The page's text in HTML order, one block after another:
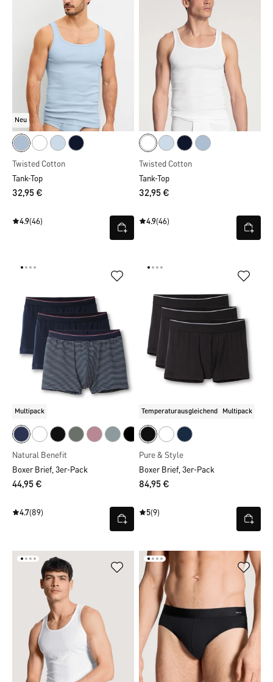
Neu
Twisted Cotton
Tank-Top
32,95 €
4.9(46)
Twisted Cotton
Tank-Top
32,95 €
4.9(46)
Multipack
Natural Benefit
Boxer Brief, 3er-Pack
44,95 €
4.7(89)
Temperaturausgleichend Multipack
Pure & Style
Boxer Brief, 3er-Pack
84,95 €
5(9)